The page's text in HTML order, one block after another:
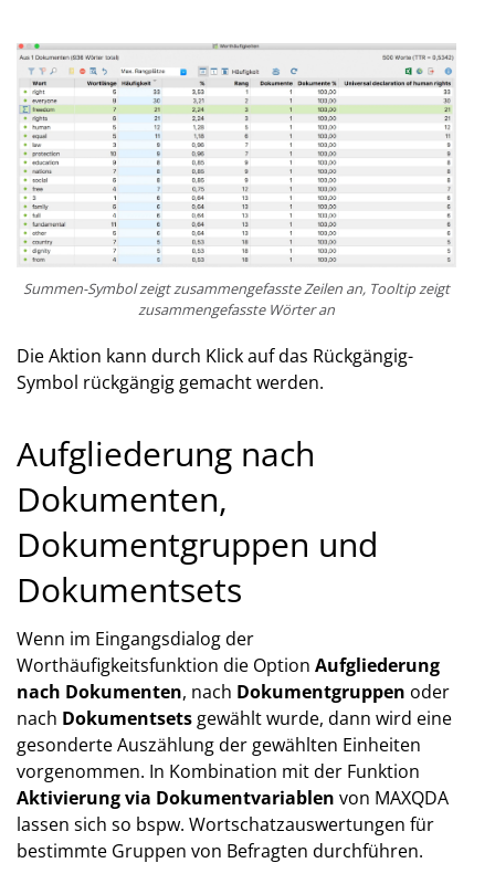
Summen-Symbol zeigt zusammengefasste Zeilen an, Tooltip zeigt
zusammengefasste Wörter an
Die Aktion kann durch Klick auf das Rückgängig-
Symbol rückgängig gemacht werden.
Aufgliederung nach
Dokumenten,
Dokumentgruppen und
Dokumentsets
Wenn im Eingangsdialog der
Worthäufigkeitsfunktion die Option Aufgliederung
nach Dokumenten, nach Dokumentgruppen oder
nach Dokumentsets gewählt wurde, dann wird eine
gesonderte Auszählung der gewählten Einheiten
vorgenommen. In Kombination mit der Funktion
Aktivierung via Dokumentvariablen von MAXQDA
lassen sich so bspw. Wortschatzauswertungen für
bestimmte Gruppen von Befragten durchführen.